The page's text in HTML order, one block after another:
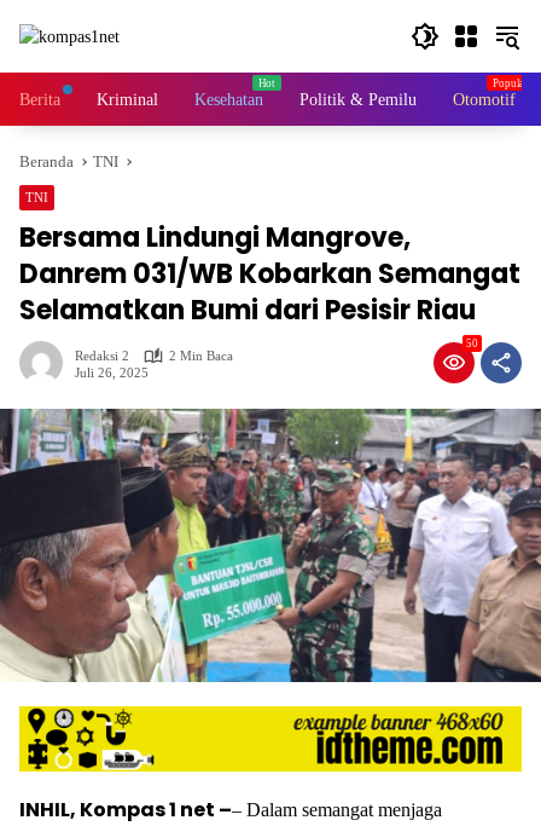
Berita Kriminal Kesehatan Politik & Pemilu Otomotif
Beranda TNI
TNI
Bersama Lindungi Mangrove,
Danrem 031/WB Kobarkan Semangat
Selamatkan Bumi dari Pesisir Riau
Redaksi 2
2 Min Baca
Juli 26, 2025
50
INHIL, Kompas 1 net –– Dalam semangat menjaga